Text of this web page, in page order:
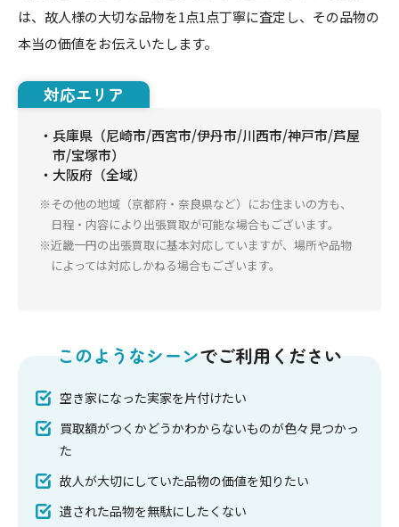
は、故人様の大切な品物を1点1点丁寧に査定し、その品物の
本当の価値をお伝えいたします。
対応エリア
・兵庫県（尼崎市/西宮市/伊丹市/川西市/神戸市/芦屋
市/宝塚市）
・大阪府（全域）
※その他の地域（京都府・奈良県など）にお住まいの方も、
日程・内容により出張買取が可能な場合もございます。
※近畿一円の出張買取に基本対応していますが、場所や品物
によっては対応しかねる場合もございます。
このようなシーンでご利用ください
空き家になった実家を片付けたい
買取額がつくかどうかわからないものが色々見つかっ
た
故人が大切にしていた品物の価値を知りたい
遺された品物を無駄にしたくない